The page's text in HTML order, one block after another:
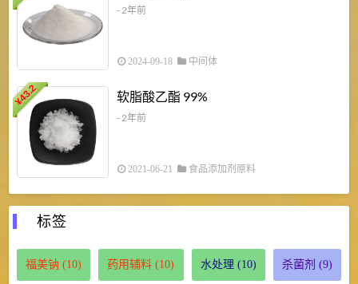
- 2年前
2024-09-18 中间体
¥
43.2 软脂酸乙酯 99%
- 2年前
2021-06-21 食品添加剂原料
标签
福美钠 (10) 药用辅料 (10) 水处理 (10) 杀菌剂 (9)